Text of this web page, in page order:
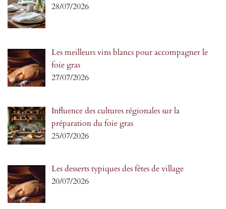
28/07/2026
Les meilleurs vins blancs pour accompagner le
foie gras
27/07/2026
Influence des cultures régionales sur la
préparation du foie gras
25/07/2026
Les desserts typiques des fêtes de village
20/07/2026